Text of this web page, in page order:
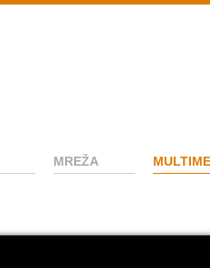
MREŽA